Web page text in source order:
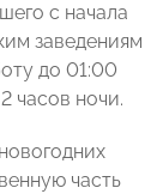
с начала
заведениям
до 01:00
часов ночи.
часть